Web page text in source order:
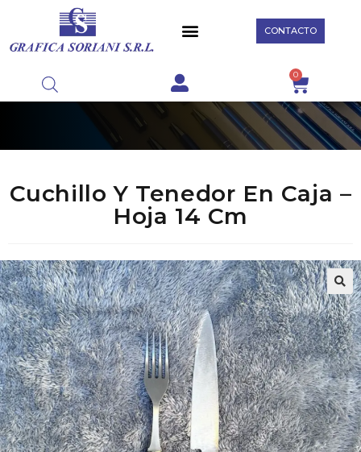
CONTACTO
0
Cuchillo Y Tenedor En Caja –
Hoja 14 Cm